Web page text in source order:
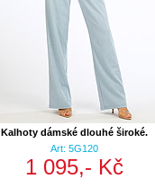
Kalhoty dámské dlouhé široké.
Art: 5G120
1 095,- Kč